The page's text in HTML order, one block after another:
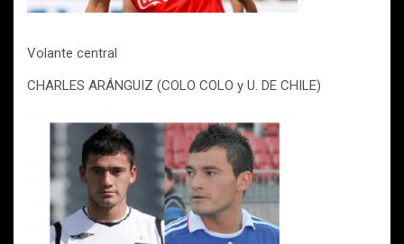
Volante central
CHARLES ARÁNGUIZ (COLO COLO y U. DE CHILE)